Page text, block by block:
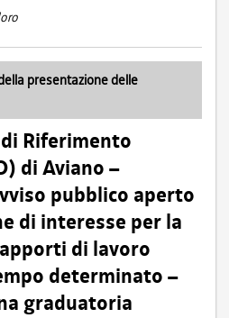
presentazione delle
Riferimento
di Aviano –
pubblico aperto
di interesse per la
di lavoro
determinato –
graduatoria